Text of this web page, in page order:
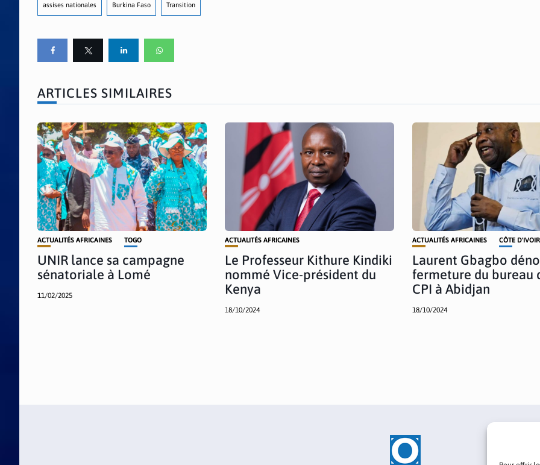
assises nationales Burkina Faso Transition
ARTICLES SIMILAIRES
ACTUALITÉS AFRICAINES TOGO
UNIR lance sa campagne
sénatoriale à Lomé
11/02/2025
ACTUALITÉS AFRICAINES
Le Professeur Kithure Kindiki
nommé Vice-président du
Kenya
18/10/2024
ACTUALITÉS AFRICAINES CÔTE
Laurent Gbagbo
fermeture du bureau
CPI à Abidjan
18/10/2024